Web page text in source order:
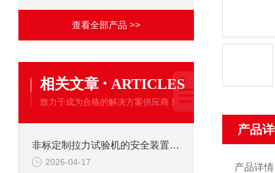
查看全部产品 >>
相关文章 · ARTICLES
致力于成为合格的解决方案供应商！
非标定制拉力试验机的安全装置：保障操作安全的关键
2026-04-17
产品
产品详情